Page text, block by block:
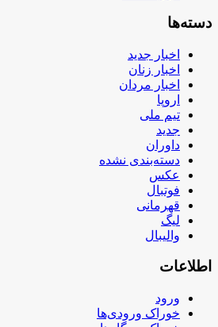
دسته‌ها
اخبار جدید
اخبار زنان
اخبار مردان
اروپا
تیم ملی
جدید
داوران
دسته‌بندی نشده
عکس
فوتبال
قهرمانی
لیگ
والیبال
اطلاعات
ورود
خوراک ورودی‌ها